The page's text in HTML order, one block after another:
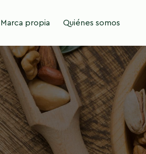
Marca propia Quiénes somos